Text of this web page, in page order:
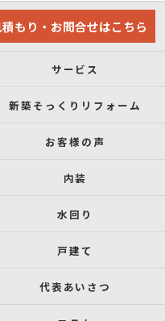
もり・お問合せはこちら
サービス
新築そっくりリフォーム
お客様の声
内装
水回り
戸建て
代表あいさつ